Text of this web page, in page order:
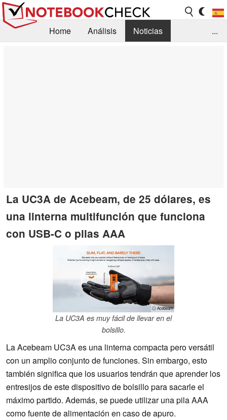
Home Análisis
Noticias
...
La UC3A de Acebeam, de 25 dólares, es
una linterna multifunción que funciona
con USB-C o pilas AAA
ⓘ Acebeam
La UC3A es muy fácil de llevar en el
bolsillo.
La Acebeam UC3A es una linterna compacta pero versátil
con un amplio conjunto de funciones. Sin embargo, esto
también significa que los usuarios tendrán que aprender los
entresijos de este dispositivo de bolsillo para sacarle el
máximo partido. Además, se puede utilizar una pila AAA
como fuente de alimentación en caso de apuro.